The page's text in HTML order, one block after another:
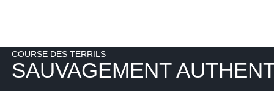
COURSE DES TERRILS
SAUVAGEMENT